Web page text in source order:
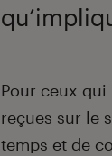
Pour ceux
reçues sur le
temps et de